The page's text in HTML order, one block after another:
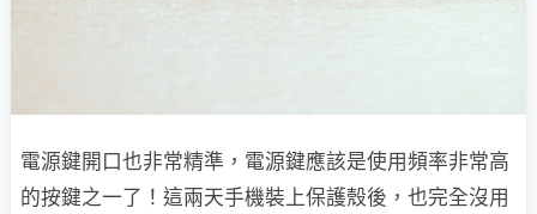
電源鍵開口也非常精準，電源鍵應該是使用頻率非常高
的按鍵之一了！這兩天手機裝上保護殼後，也完全沒用